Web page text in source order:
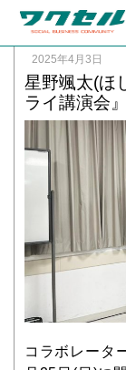
2025年4月3日
星野颯太(ほ
ライ講演会
コラボレータ